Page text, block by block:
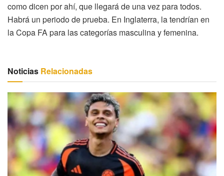
como dicen por ahí, que llegará de una vez para todos.
Habrá un periodo de prueba. En Inglaterra, la tendrían en
la Copa FA para las categorías masculina y femenina.
Noticias Relacionadas